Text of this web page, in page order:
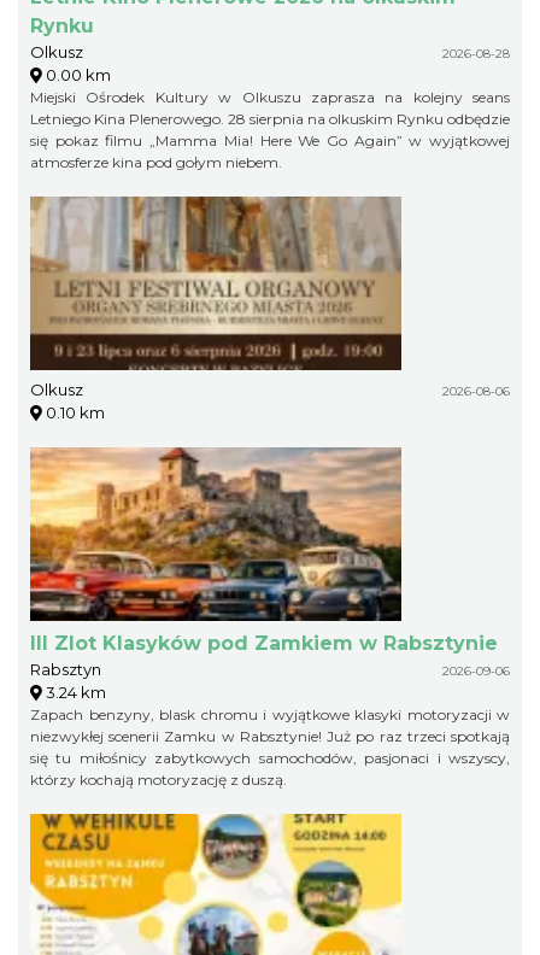
Rynku
Olkusz 2026-08-28
0.00 km
Miejski Ośrodek Kultury w Olkuszu zaprasza na kolejny seans
Letniego Kina Plenerowego. 28 sierpnia na olkuskim Rynku odbędzie
się pokaz filmu „Mamma Mia! Here We Go Again” w wyjątkowej
atmosferze kina pod gołym niebem.
Olkusz 2026-08-06
0.10 km
III Zlot Klasyków pod Zamkiem w Rabsztynie
Rabsztyn 2026-09-06
3.24 km
Zapach benzyny, blask chromu i wyjątkowe klasyki motoryzacji w
niezwykłej scenerii Zamku w Rabsztynie! Już po raz trzeci spotkają
się tu miłośnicy zabytkowych samochodów, pasjonaci i wszyscy,
którzy kochają motoryzację z duszą.